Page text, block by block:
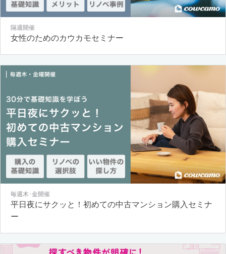
隔週開催
女性のためのカウカモセミナー
毎週木･金開催
平日夜にサクッと！初めての中古マンション購入セミナ
ー